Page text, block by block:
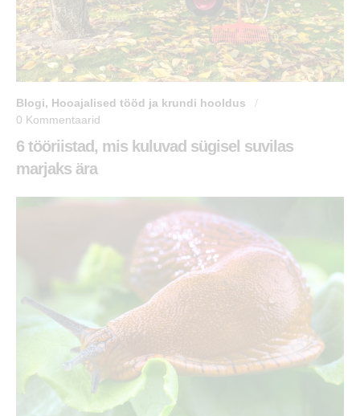
Blogi, Hooajalised tööd ja krundi hooldus
0 Kommentaarid
6 tööriistad, mis kuluvad sügisel suvilas
marjaks ära